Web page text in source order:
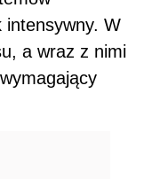
intensywny. W
a wraz z nimi